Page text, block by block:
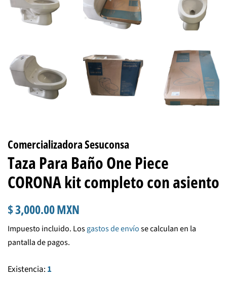
Comercializadora Sesuconsa
Taza Para Baño One Piece
CORONA kit completo con asiento
Precio
$ 3,000.00 MXN
venta
Impuesto incluido. Losgastos de envíose calculan en la
pantalla de pagos.
Existencia: 1